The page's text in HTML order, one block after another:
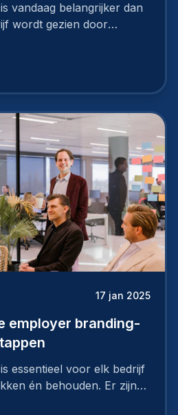
vandaag belangrijker dan
wordt gezien door
17 jan 2025
employer branding-
essentieel voor elk bedrijf
én behouden. Er zijn